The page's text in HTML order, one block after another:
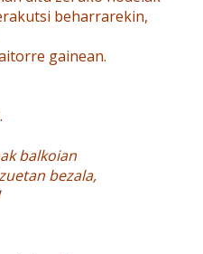
beharrarekin,
gainean.
balkoian
bezala,